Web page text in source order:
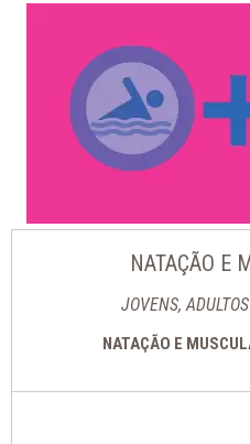
NATAÇÃO E
JOVENS,
NATAÇÃO E